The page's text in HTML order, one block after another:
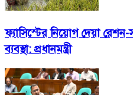
ফ্যাসিস্টের নিয়োগ দেয়া
ব্যবস্থা: প্রধানমন্ত্রী